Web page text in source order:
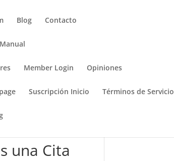
Blog Contacto
Manual
Member Login Opiniones
Suscripción Inicio Términos de Servicio
una Cita